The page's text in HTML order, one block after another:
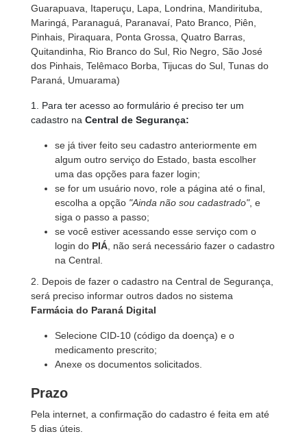
Guarapuava, Itaperuçu, Lapa, Londrina, Mandirituba,
Maringá, Paranaguá, Paranavaí, Pato Branco, Piên,
Pinhais, Piraquara, Ponta Grossa, Quatro Barras,
Quitandinha, Rio Branco do Sul, Rio Negro, São José
dos Pinhais, Telêmaco Borba, Tijucas do Sul, Tunas do
Paraná, Umuarama)
1. Para ter acesso ao formulário é preciso ter um
cadastro na Central de Segurança:
se já tiver feito seu cadastro anteriormente em
algum outro serviço do Estado, basta escolher
uma das opções para fazer login;
se for um usuário novo, role a página até o final,
escolha a opção "Ainda não sou cadastrado", e
siga o passo a passo;
se você estiver acessando esse serviço com o
login do PIÁ , não será necessário fazer o cadastro
na Central.
2. Depois de fazer o cadastro na Central de Segurança,
será preciso informar outros dados no sistema
Farmácia do Paraná Digital
Selecione CID-10 (código da doença) e o
medicamento prescrito;
Anexe os documentos solicitados.
Prazo
Pela internet, a confirmação do cadastro é feita em até
5 dias úteis.